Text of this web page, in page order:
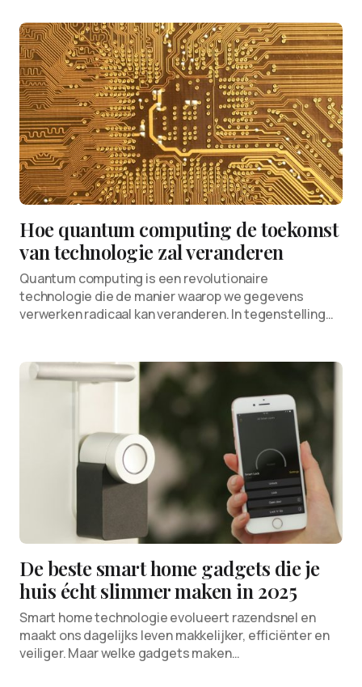
Hoe quantum computing de toekomst
van technologie zal veranderen
Quantum computing is een revolutionaire
technologie die de manier waarop we gegevens
verwerken radicaal kan veranderen. In tegenstelling…
De beste smart home gadgets die je
huis écht slimmer maken in 2025
Smart home technologie evolueert razendsnel en
maakt ons dagelijks leven makkelijker, efficiënter en
veiliger. Maar welke gadgets maken…